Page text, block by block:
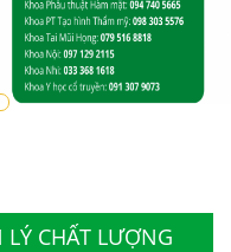
LÝ CHẤT LƯỢNG